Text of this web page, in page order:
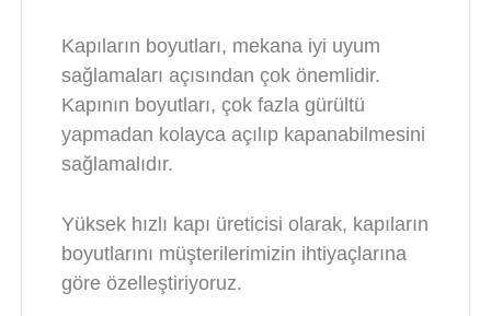
Kapıların boyutları, mekana iyi uyum
sağlamaları açısından çok önemlidir.
Kapının boyutları, çok fazla gürültü
yapmadan kolayca açılıp kapanabilmesini
sağlamalıdır.
Yüksek hızlı kapı üreticisi olarak, kapıların
boyutlarını müşterilerimizin ihtiyaçlarına
göre özelleştiriyoruz.